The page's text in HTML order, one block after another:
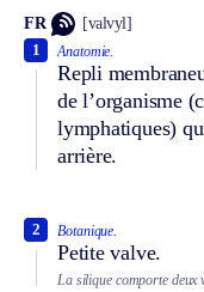
FR [valvyl]
Anatomie.
Repli
de l’organisme
lymphatiques)
arrière.
1
Botanique.
Petite valve.
2
La silique comporte deux